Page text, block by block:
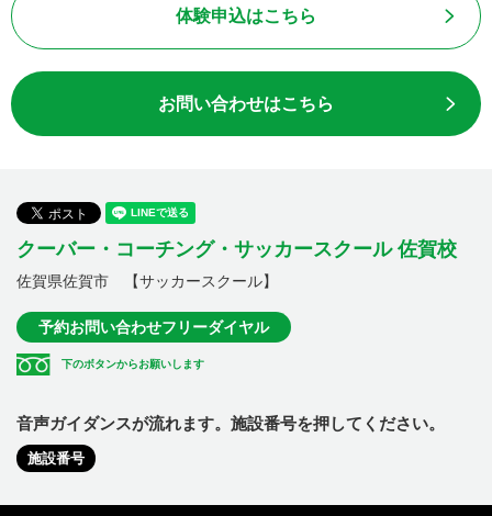
体験申込はこちら
お問い合わせはこちら
クーバー・コーチング・サッカースクール 佐賀校
佐賀県佐賀市 【サッカースクール】
予約お問い合わせフリーダイヤル
下のボタンからお願いします
音声ガイダンスが流れます。施設番号を押してください。
施設番号